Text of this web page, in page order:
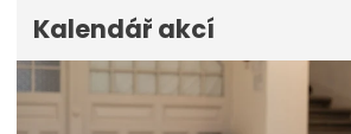
Kalendář akcí